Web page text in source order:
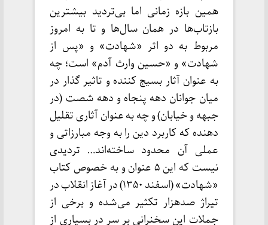
همین بازه زمانی اما بی‌تردید بیشترین
بازتاب‌ها در همان سال‌ها و تا به امروز
مربوط به دو اثر «شهادت» و «پس از
شهادت» و «حسین وارث آدم» است؛ چه
به عنوان آثار بسیج کننده و تاثیر گذار در
میان جوانان دهه پنجاه و دهه شصت (در
جبهه و خیابان) و چه به عنوان آثاری تقلیل
دهنده که کاربرد دین را به وجه مبارزاتی و
عملی آن محدود ساخته‌اند… تردیدی
نیست که این ۵ عنوان و به خصوص کتاب
«شهادت» (اسفند ۱۳۵۰) در آغاز انقلاب در
تیراژ صدهزار تکثیر می‌شده و برخی از
جملات این سخنرانی بر سر در بسیاری از